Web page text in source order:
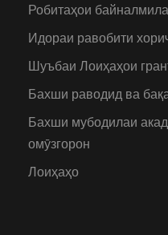
Робитаҳои
Идораи равобити
Шуъбаи Лоиҳаҳои
Бахши раводид ва
Бахши мубодилаи
омӯзгорон
Лоиҳаҳо